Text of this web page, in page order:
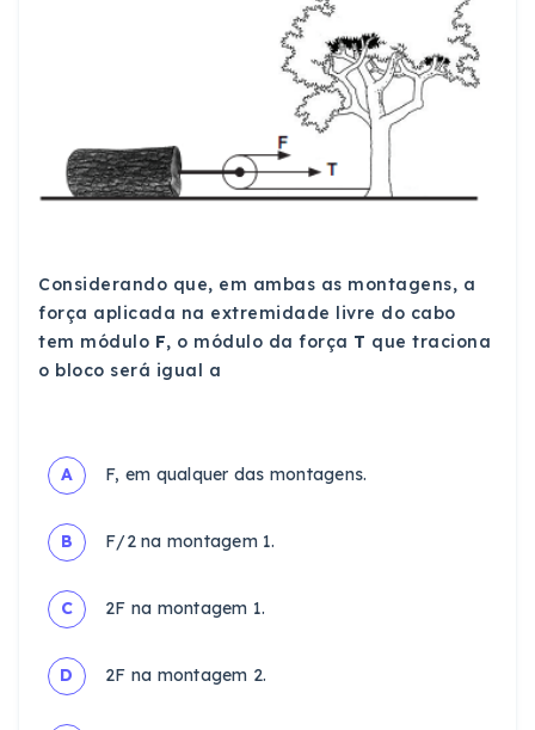
Considerando que, em ambas as montagens, a
força aplicada na extremidade livre do cabo
tem módulo F, o módulo da força T que traciona
o bloco será igual a
A F, em qualquer das montagens.
B F/2 na montagem 1.
C 2F na montagem 1.
D 2F na montagem 2.